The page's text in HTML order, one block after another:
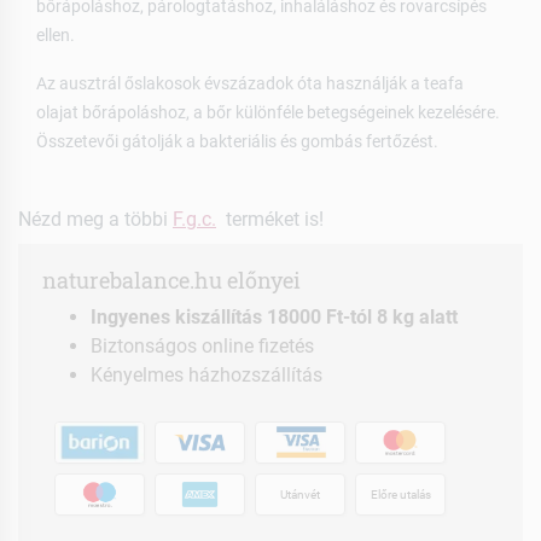
bőrápoláshoz, párologtatáshoz, inhaláláshoz és rovarcsípés
ellen.
Az ausztrál őslakosok évszázadok óta használják a teafa
olajat bőrápoláshoz, a bőr különféle betegségeinek kezelésére.
Összetevői gátolják a bakteriális és gombás fertőzést.
Nézd meg a többi F.g.c. terméket is!
naturebalance.hu előnyei
Ingyenes kiszállítás 18000 Ft-tól 8 kg alatt
Biztonságos online fizetés
Kényelmes házhozszállítás
Utánvét Előre utalás